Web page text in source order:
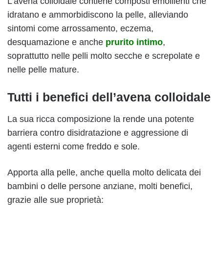
idratano e ammorbidiscono la pelle, alleviando
sintomi come arrossamento, eczema,
desquamazione e anche prurito intimo,
soprattutto nelle pelli molto secche e screpolate e
nelle pelle mature.
Tutti i benefici dell’avena colloidale
La sua ricca composizione la rende una potente
barriera contro disidratazione e aggressione di
agenti esterni come freddo e sole.
Apporta alla pelle, anche quella molto delicata dei
bambini o delle persone anziane, molti benefici,
grazie alle sue proprietà: